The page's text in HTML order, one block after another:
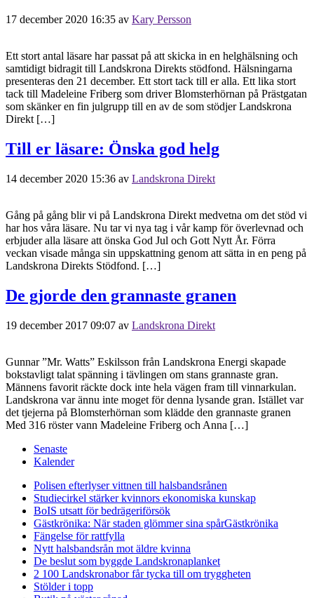
17 december 2020 16:35 av Kary Persson
Ett stort antal läsare har passat på att skicka in en helghälsning och
samtidigt bidragit till Landskrona Direkts stödfond. Hälsningarna
presenteras den 21 december. Ett stort tack till er alla. Ett lika stort
tack till Madeleine Friberg som driver Blomsterhörnan på Prästgatan
som skänker en fin julgrupp till en av de som stödjer Landskrona
Direkt […]
Till er läsare: Önska god helg
14 december 2020 15:36 av Landskrona Direkt
Gång på gång blir vi på Landskrona Direkt medvetna om det stöd vi
har hos våra läsare. Nu tar vi nya tag i vår kamp för överlevnad och
erbjuder alla läsare att önska God Jul och Gott Nytt År. Förra
veckan visade många sin uppskattning genom att sätta in en peng på
Landskrona Direkts Stödfond. […]
De gjorde den grannaste granen
19 december 2017 09:07 av Landskrona Direkt
Gunnar ”Mr. Watts” Eskilsson från Landskrona Energi skapade
bokstavligt talat spänning i tävlingen om stans grannaste gran.
Männens favorit räckte dock inte hela vägen fram till vinnarkulan.
Landskrona var ännu inte moget för denna lysande gran. Istället var
det tjejerna på Blomsterhörnan som klädde den grannaste granen
Med 316 röster vann Madeleine Friberg och Anna […]
Senaste
Kalender
Polisen efterlyser vittnen till halsbandsrånen
Studiecirkel stärker kvinnors ekonomiska kunskap
BoIS utsatt för bedrägeriförsök
Gästkrönika: När staden glömmer sina spårGästkrönika
Fängelse för rattfylla
Nytt halsbandsrån mot äldre kvinna
De beslut som byggde Landskronaplanket
2 100 Landskronabor får tycka till om tryggheten
Stölder i topp